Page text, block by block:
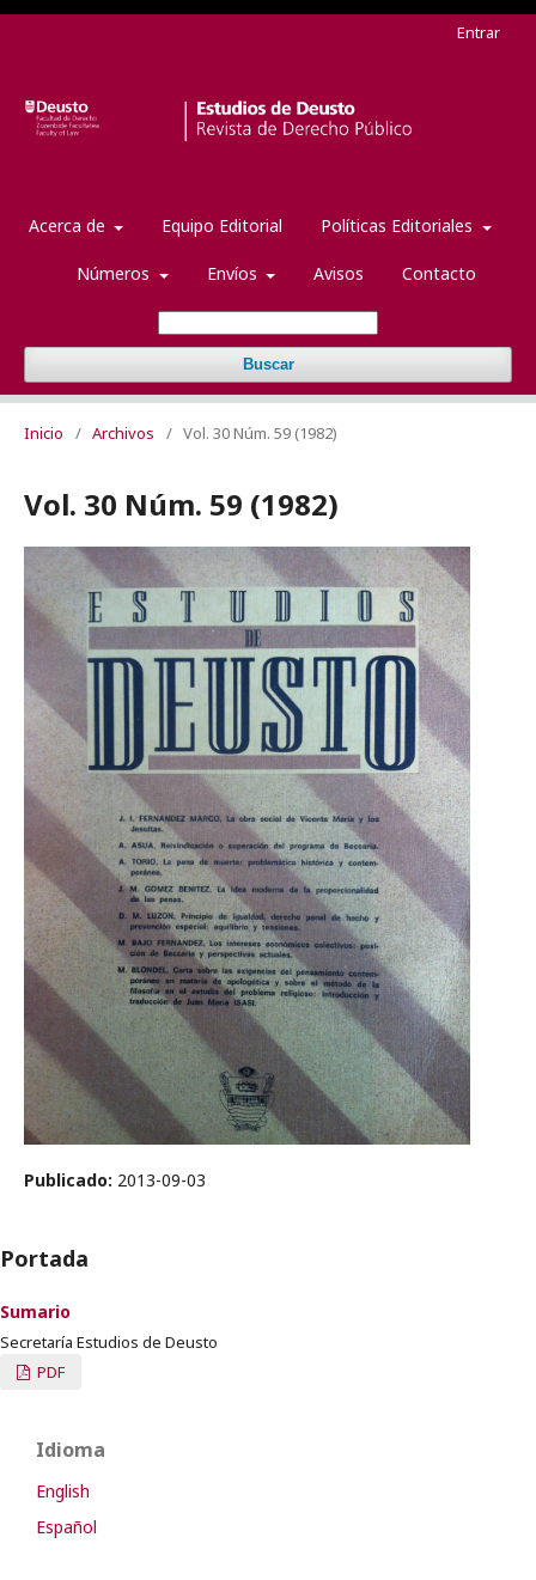
Acerca de Equipo Editorial Políticas Editoriales
Números Envíos Avisos Contacto
Buscar
Entrar
Inicio / Archivos / Vol. 30 Núm. 59 (1982)
Vol. 30 Núm. 59 (1982)
Publicado: 2013-09-03
Portada
Sumario
Secretaría Estudios de Deusto
PDF
Idioma
English
Español